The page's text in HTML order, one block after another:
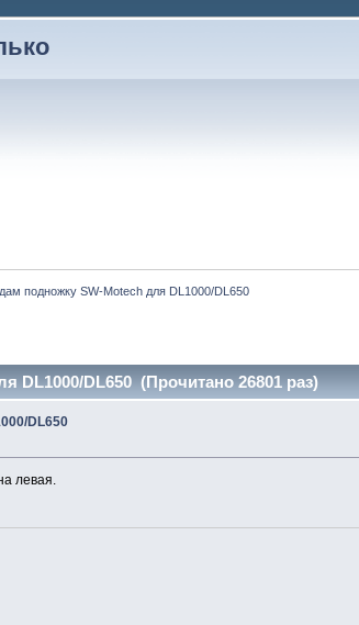
подножку SW-Motech для DL1000/DL650
DL1000/DL650 (Прочитано 26801 раз)
DL650
левая.